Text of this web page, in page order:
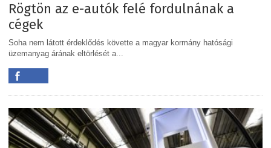
Rögtön az e-autók felé fordulnának a
cégek
Soha nem látott érdeklődés követte a magyar kormány hatósági
üzemanyag árának eltörlését a...